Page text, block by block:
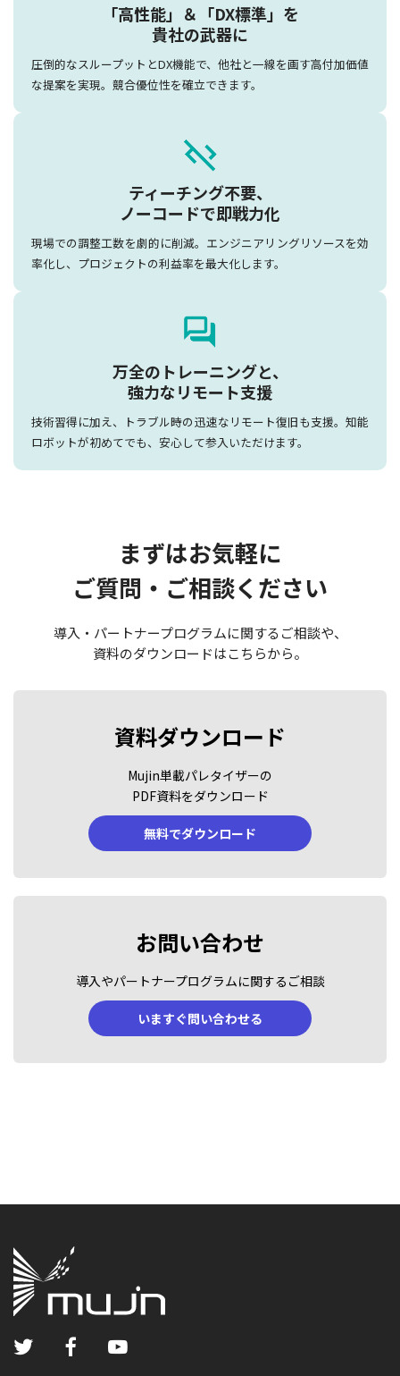
「高性能」＆「DX標準」を
貴社の武器に
圧倒的なスループットとDX機能で、他社と一線を画す高付加価値
な提案を実現。競合優位性を確立できます。
ティーチング不要、
ノーコードで即戦力化
現場での調整工数を劇的に削減。エンジニアリングリソースを効
率化し、プロジェクトの利益率を最大化します。
万全のトレーニングと、
強力なリモート支援
技術習得に加え、トラブル時の迅速なリモート復旧も支援。知能
ロボットが初めてでも、安心して参入いただけます。
まずはお気軽に
ご質問・ご相談ください
導入・パートナープログラムに関するご相談や、
資料のダウンロードはこちらから。
資料ダウンロード
Mujin単載パレタイザーの
PDF資料をダウンロード
無料でダウンロード
お問い合わせ
導入やパートナープログラムに関するご相談
いますぐ問い合わせる